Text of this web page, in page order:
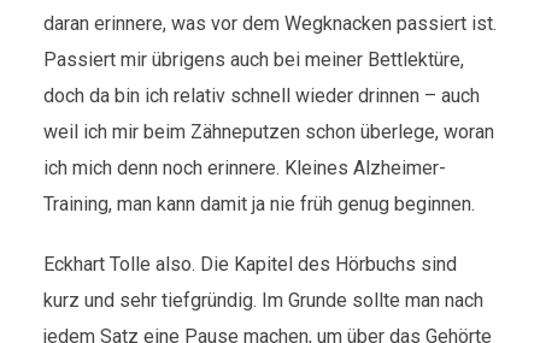
daran erinnere, was vor dem Wegknacken passiert ist.
Passiert mir übrigens auch bei meiner Bettlektüre,
doch da bin ich relativ schnell wieder drinnen – auch
weil ich mir beim Zähneputzen schon überlege, woran
ich mich denn noch erinnere. Kleines Alzheimer-
Training, man kann damit ja nie früh genug beginnen.
Eckhart Tolle also. Die Kapitel des Hörbuchs sind
kurz und sehr tiefgründig. Im Grunde sollte man nach
jedem Satz eine Pause machen, um über das Gehörte